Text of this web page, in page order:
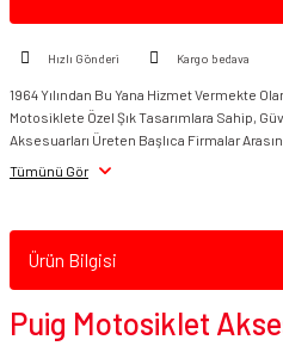
Hızlı Gönderi Kargo bedava
1964 Yılından Bu Yana Hizmet Vermekte
Motosiklete Özel Şık Tasarımlara Sahip,
Aksesuarları Üreten Başlıca Firmalar
Tümünü Gör
Ürün Bilgisi
Puig Motosiklet